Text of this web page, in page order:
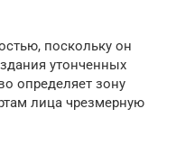
поскольку он
утонченных
определяет зону
лица чрезмерную